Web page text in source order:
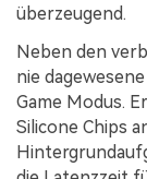
überzeugend.
Neben den
nie
Game Modus.
Silicone Chips